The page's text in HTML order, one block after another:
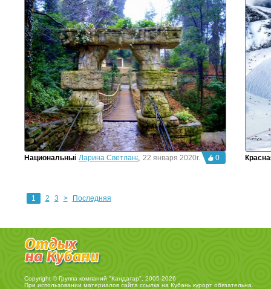
Национальный парк Сочи
Ларина Светлана, 22 января 2020г. 0
1 2 3 > Последняя
Copyright © Группа компаний "Кандагар", 2005-2026
При использовании материалов сайта ссылка на Кубань курортобязательна.